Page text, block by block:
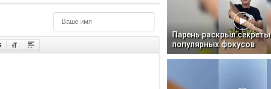
Парень раскрыл секреты
популярных фокусов